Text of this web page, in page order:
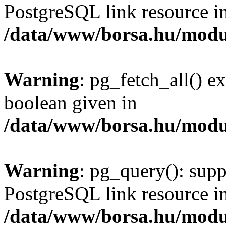
PostgreSQL link resource
/data/www/borsa.hu/
Warning: pg_fetch_all()
boolean given in
/data/www/borsa.hu/
Warning: pg_query():
PostgreSQL link resource
/data/www/borsa.hu/